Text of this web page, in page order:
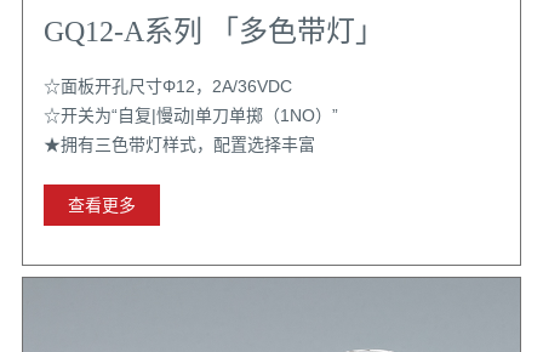
GQ12-A系列 「多色带灯」
☆面板开孔尺寸Φ12，2A/36VDC
☆开关为“自复|慢动|单刀单掷（1NO）”
★拥有三色带灯样式，配置选择丰富
查看更多